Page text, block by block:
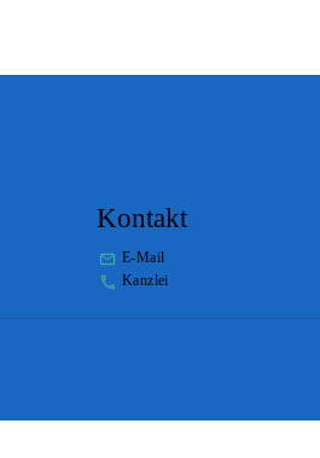
Kontakt
E-Mail
Kanzlei